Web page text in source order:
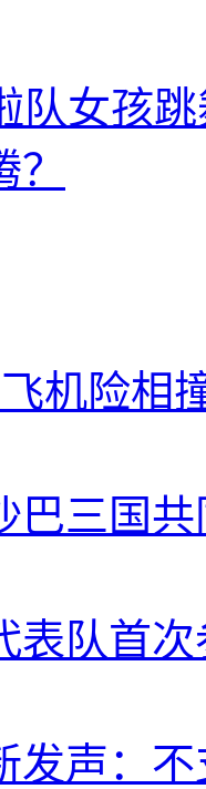
队女孩
机险相
巴三国
表队首
发声：